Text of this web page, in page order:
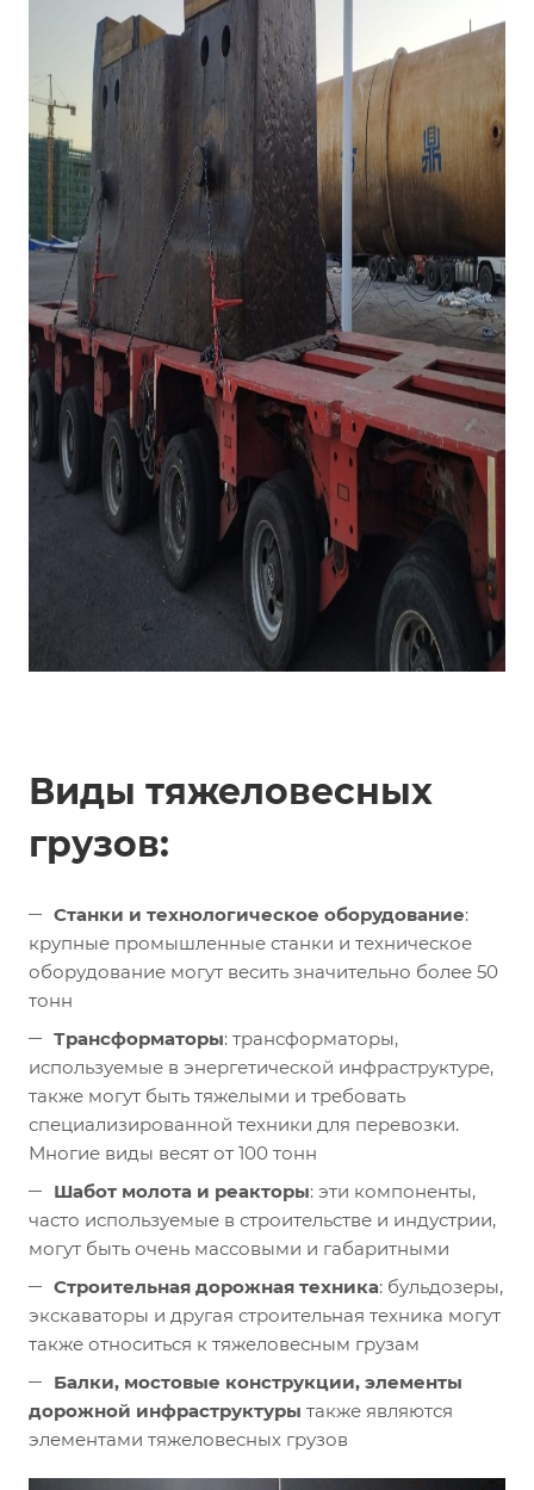
Виды тяжеловесных
грузов:
Станки и технологическое оборудование:
крупные промышленные станки и техническое
оборудование могут весить значительно более 50
тонн
Трансформаторы: трансформаторы,
используемые в энергетической инфраструктуре,
также могут быть тяжелыми и требовать
специализированной техники для перевозки.
Многие виды весят от 100 тонн
Шабот молота и реакторы: эти компоненты,
часто используемые в строительстве и индустрии,
могут быть очень массовыми и габаритными
Строительная дорожная техника: бульдозеры,
экскаваторы и другая строительная техника могут
также относиться к тяжеловесным грузам
Балки, мостовые конструкции, элементы
дорожной инфраструктуры также являются
элементами тяжеловесных грузов